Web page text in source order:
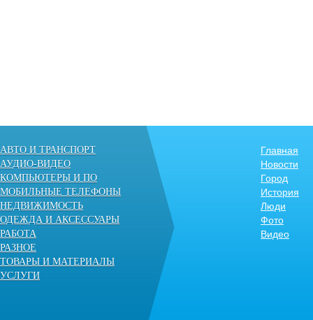
АВТО И ТРАНСПОРТ
АУДИО-ВИДЕО
КОМПЬЮТЕРЫ И ПО
МОБИЛЬНЫЕ ТЕЛЕФОНЫ
НЕДВИЖИМОСТЬ
ОДЕЖДА И АКСЕССУАРЫ
РАБОТА
РАЗНОЕ
ТОВАРЫ И МАТЕРИАЛЫ
УСЛУГИ
Главная
Новости
Город
История
Люди
Фото
Видео